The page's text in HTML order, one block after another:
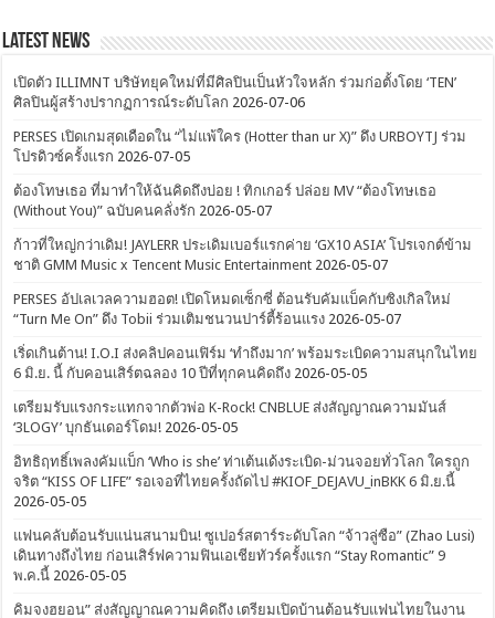
Latest News
เปิดตัว ILLIMNT บริษัทยุคใหม่ที่มีศิลปินเป็นหัวใจหลัก ร่วมก่อตั้งโดย ‘TEN’
ศิลปินผู้สร้างปรากฏการณ์ระดับโลก 2026-07-06
PERSES เปิดเกมสุดเดือดใน “ไม่แพ้ใคร (Hotter than ur X)” ดึง URBOYTJ ร่วม
โปรดิวซ์ครั้งแรก 2026-07-05
ต้องโทษเธอ ที่มาทำให้ฉันคิดถึงบ่อย ! ทิกเกอร์ ปล่อย MV “ต้องโทษเธอ
(Without You)” ฉบับคนคลั่งรัก 2026-05-07
ก้าวที่ใหญ่กว่าเดิม! JAYLERR ประเดิมเบอร์แรกค่าย ‘GX10 ASIA’ โปรเจกต์ข้าม
ชาติ GMM Music x Tencent Music Entertainment 2026-05-07
PERSES อัปเลเวลความฮอต! เปิดโหมดเซ็กซี่ ต้อนรับคัมแบ็คกับซิงเกิลใหม่
“Turn Me On” ดึง Tobii ร่วมเติมชนวนปาร์ตี้ร้อนแรง 2026-05-07
เริ่ดเกินต้าน! I.O.I ส่งคลิปคอนเฟิร์ม ‘ทำถึงมาก’ พร้อมระเบิดความสนุกในไทย
6 มิ.ย. นี้ กับคอนเสิร์ตฉลอง 10 ปีที่ทุกคนคิดถึง 2026-05-05
เตรียมรับแรงกระแทกจากตัวพ่อ K-Rock! CNBLUE ส่งสัญญาณความมันส์
‘3LOGY’ บุกธันเดอร์โดม! 2026-05-05
อิทธิฤทธิ์เพลงคัมแบ็ก ‘Who is she’ ท่าเต้นเด้งระเบิด-ม่วนจอยทั่วโลก ใครถูก
จริต “KISS OF LIFE” รอเจอที่ไทยครั้งถัดไป #KIOF_DEJAVU_inBKK 6 มิ.ย.นี้
2026-05-05
แฟนคลับต้อนรับแน่นสนามบิน! ซูเปอร์สตาร์ระดับโลก “จ้าวลู่ซือ” (Zhao Lusi)
เดินทางถึงไทย ก่อนเสิร์ฟความฟินเอเชียทัวร์ครั้งแรก “Stay Romantic” 9
พ.ค.นี้ 2026-05-05
คิมจงฮยอน” ส่งสัญญาณความคิดถึง เตรียมเปิดบ้านต้อนรับแฟนไทยในงาน